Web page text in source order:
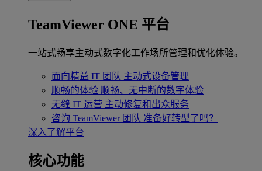
TeamViewer ONE 平台
一站式畅享主动式数字化工作场所管理和优化体验。
面向精益 IT 团队 主动式设备管理
顺畅的体验 顺畅、无中断的数字体验
无缝 IT 运营 主动修复和出众服务
咨询 TeamViewer 团队 准备好转型了吗？
深入了解平台
核心功能